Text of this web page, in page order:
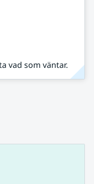
vad som väntar.